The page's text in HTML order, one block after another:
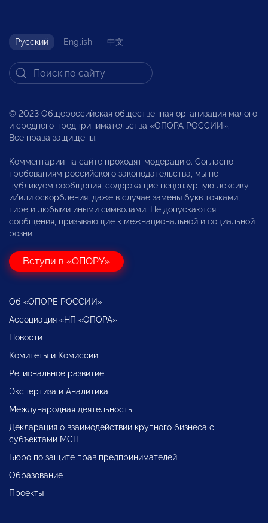
Русский English 中文
© 2023 Общероссийская общественная организация малого
и среднего предпринимательства «ОПОРА РОССИИ».
Все права защищены.
Комментарии на сайте проходят модерацию. Согласно
требованиям российского законодательства, мы не
публикуем сообщения, содержащие нецензурную лексику
и/или оскорбления, даже в случае замены букв точками,
тире и любыми иными символами. Не допускаются
сообщения, призывающие к межнациональной и социальной
розни.
Вступи в «ОПОРУ»
Об «ОПОРЕ РОССИИ»
Ассоциация «НП «ОПОРА»
Новости
Комитеты и Комиссии
Региональное развитие
Экспертиза и Аналитика
Международная деятельность
Декларация о взаимодействии крупного бизнеса с
субъектами МСП
Бюро по защите прав предпринимателей
Образование
Проекты